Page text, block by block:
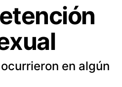
en algún